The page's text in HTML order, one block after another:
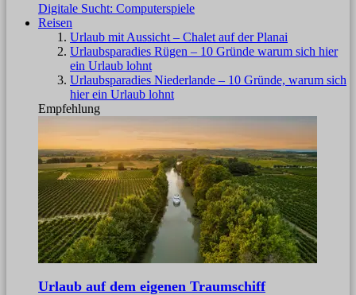
Digitale Sucht: Computerspiele
Reisen
Urlaub mit Aussicht – Chalet auf der Planai
Urlaubsparadies Rügen – 10 Gründe warum sich hier
ein Urlaub lohnt
Urlaubsparadies Niederlande – 10 Gründe, warum sich
hier ein Urlaub lohnt
Empfehlung
Urlaub auf dem eigenen Traumschiff